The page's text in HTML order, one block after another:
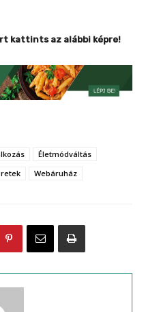
kattints az alábbi képre!
Életmódváltás
Webáruház